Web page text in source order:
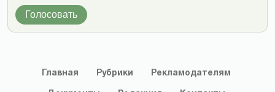
Голосовать
Главная Рубрики Рекламодателям